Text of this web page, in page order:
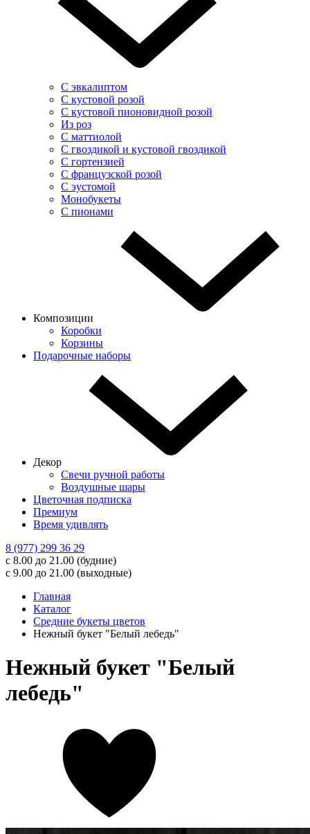
С эвкалиптом
С кустовой розой
С кустовой пионовидной розой
Из роз
С маттиолой
С гвоздикой и кустовой гвоздикой
С гортензией
С французской розой
С эустомой
Монобукеты
С пионами
Композиции
Коробки
Корзины
Подарочные наборы
Декор
Свечи ручной работы
Воздушные шары
Цветочная подписка
Премиум
Время удивлять
8 (977) 299 36 29
с 8.00 до 21.00 (будние)
с 9.00 до 21.00 (выходные)
Главная
Каталог
Средние букеты цветов
Нежный букет "Белый лебедь"
Нежный букет "Белый
лебедь"